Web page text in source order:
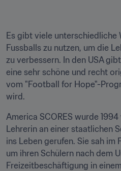
Es gibt viele unterschiedliche
Fussballs zu nutzen, um die
zu verbessern. In den USA
eine sehr schöne und recht
vom "Football for Hope"-
wird.
America SCORES wurde
Lehrerin an einer staatlichen
ins Leben gerufen. Sie sah im
um ihren Schülern nach dem
Freizeitbeschäftigung in